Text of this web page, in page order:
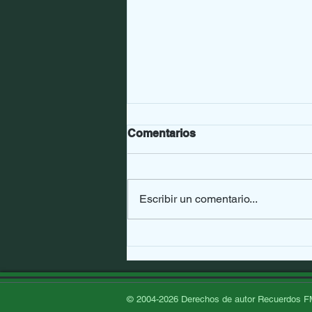
Murió Chico Novarro
Comentarios
Escribir un comentario...
© 2004-2026 Derechos de autor Recuerdos